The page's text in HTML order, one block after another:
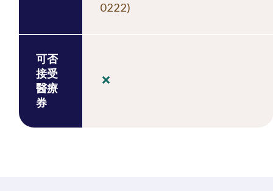
0222)
可否
接受
醫療
券